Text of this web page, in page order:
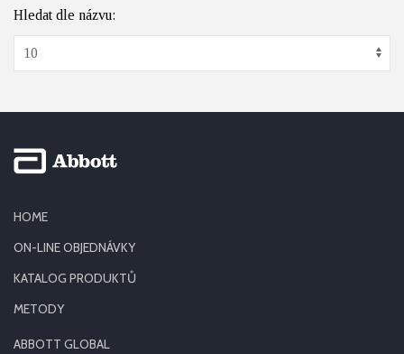
Hledat dle názvu:
HOME
ON-LINE OBJEDNÁVKY
KATALOG PRODUKTŮ
METODY
ABBOTT GLOBAL